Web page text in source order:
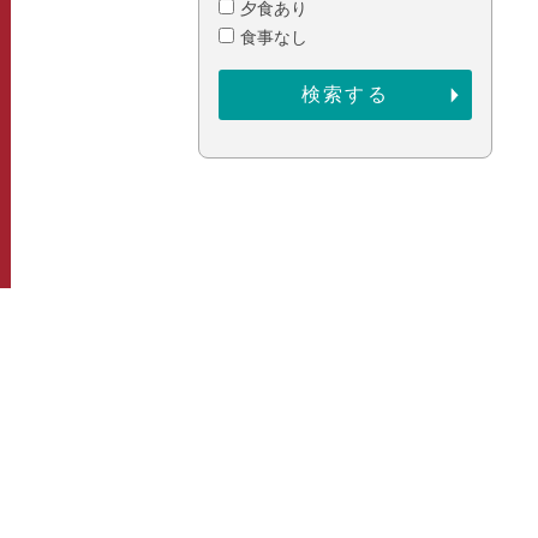
夕食あり
食事なし